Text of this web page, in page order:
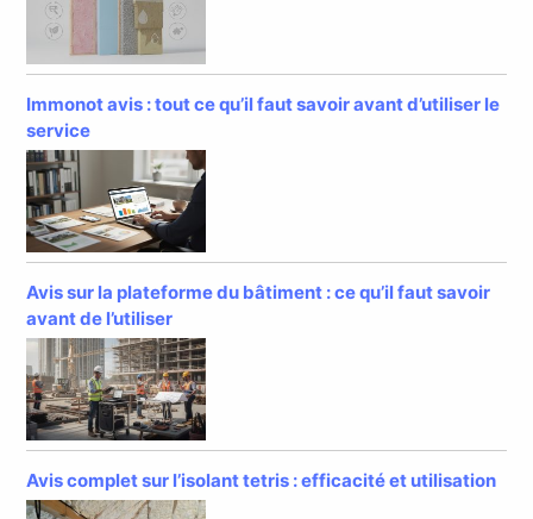
Immonot avis : tout ce qu’il faut savoir avant d’utiliser le
service
Avis sur la plateforme du bâtiment : ce qu’il faut savoir
avant de l’utiliser
Avis complet sur l’isolant tetris : efficacité et utilisation